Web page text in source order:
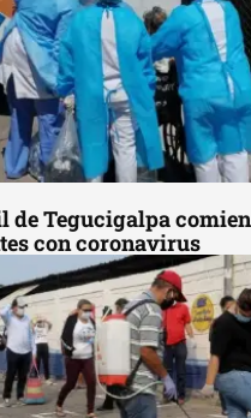
de Tegucigalpa
con coronavirus